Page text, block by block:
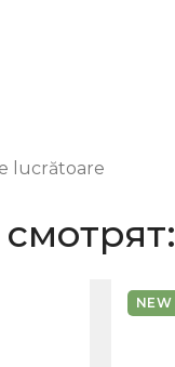
lucrătoare
NEW